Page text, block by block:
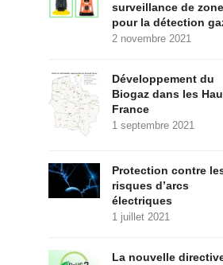
surveillance de zone
pour la détection
2 novembre 2021
Développement du
Biogaz dans les
France
1 septembre 2021
Protection contre
risques d’arcs
électriques
1 juillet 2021
La nouvelle